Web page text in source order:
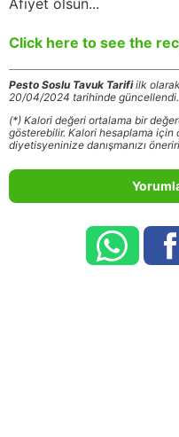
Click here to see the
Pesto Soslu Tavuk Tarifiilk
20/04/2024 tarihinde güncellendi.
(*) Kalori değeri ortalama bir
gösterebilir. Kalori hesaplama
diyetisyeninize danışmanızı